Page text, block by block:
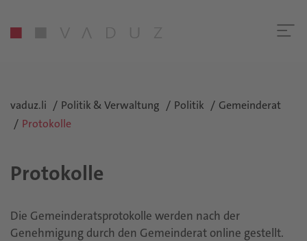
vaduz.li Politik & Verwaltung Politik
Gemeinderat
Protokolle
Protokolle
Die Gemeinderatsprotokolle werden nach der
Genehmigung durch den Gemeinderat online gestellt.